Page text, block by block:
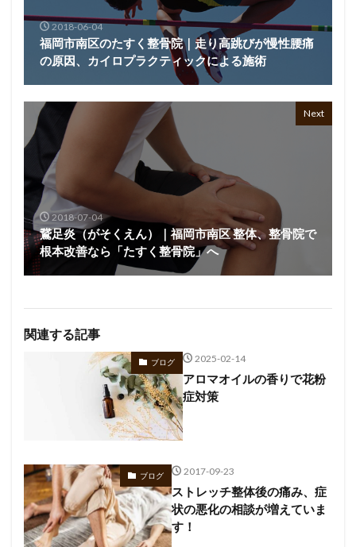
2018-06-04
福岡市南区のたすく整骨院｜走り高跳びが慢性腰痛
の原因、カイロプラクティックによる施術
Next
2018-07-04
鵞足炎（がそくえん）｜福岡市南区 整体、整骨院で
根本改善なら「たすく整骨院」へ
関連する記事
ブログ 2025-02-14
アロマオイルの香りで花粉
症対策
ブログ 2017-09-23
ストレッチ整体後の痛み、症
状の悪化の相談が増えていま
す！